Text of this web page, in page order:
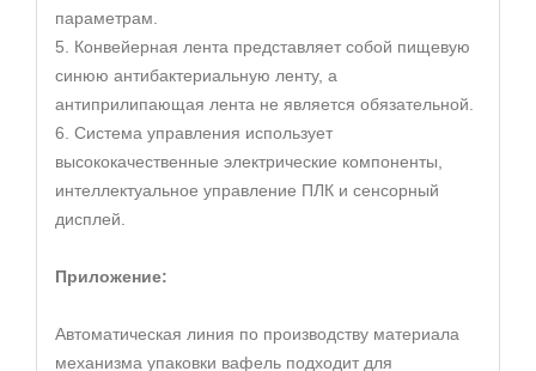
параметрам.
5. Конвейерная лента представляет собой пищевую
синюю антибактериальную ленту, а
антиприлипающая лента не является обязательной.
6. Система управления использует
высококачественные электрические компоненты,
интеллектуальное управление ПЛК и сенсорный
дисплей.
Приложение:
Автоматическая линия по производству материала
механизма упаковки вафель подходит для